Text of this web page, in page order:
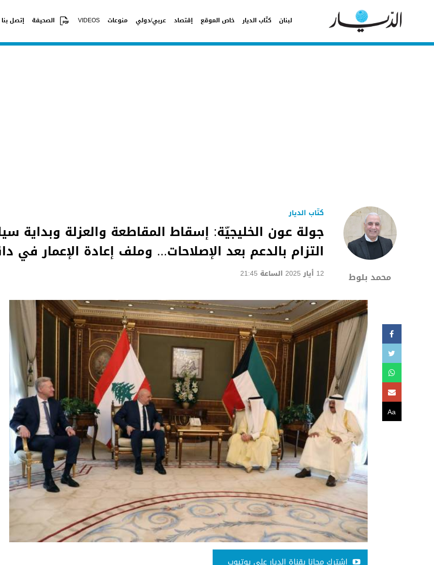
لبنان كتّاب الديار خاص الموقع إقتصاد عربي/دولي منوعات VIDEOS الصحيفة إتصل بنا
محمد بلوط
كتّاب الديار
جولة عون الخليجيّة: إسقاط المقاطعة والعزلة وبداية
التزام بالدعم بعد الإصلاحات... وملف إعادة الإعمار في
12 أيار 2025 الساعة 21:45
Aa
اشترك مجانا بقناة الديار على يوتيوب